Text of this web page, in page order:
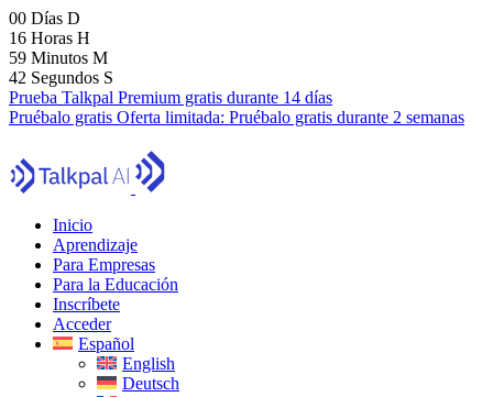
00 Días D
16 Horas H
59 Minutos M
41 Segundos S
Prueba Talkpal Premium gratis durante 14 días
Pruébalo gratis Oferta limitada: Pruébalo gratis durante 2 semanas
Inicio
Aprendizaje
Para Empresas
Para la Educación
Inscríbete
Acceder
Español
English
Deutsch